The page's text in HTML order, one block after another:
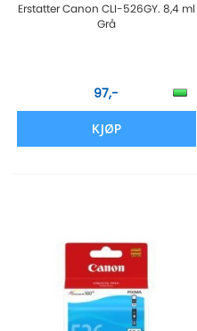
Erstatter Canon CLI-526GY. 8,4 ml
Grå
97,-
KJØP